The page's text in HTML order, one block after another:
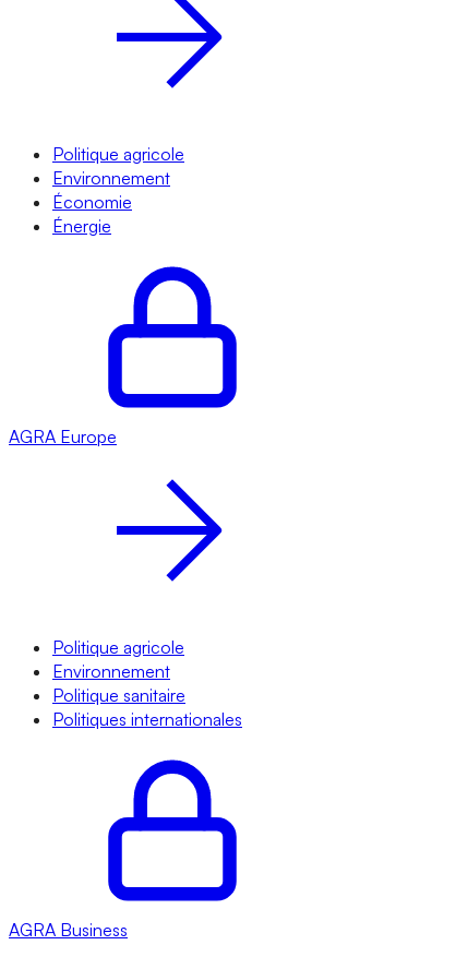
Politique agricole
Environnement
Économie
Énergie
AGRA Europe
Politique agricole
Environnement
Politique sanitaire
Politiques internationales
AGRA Business